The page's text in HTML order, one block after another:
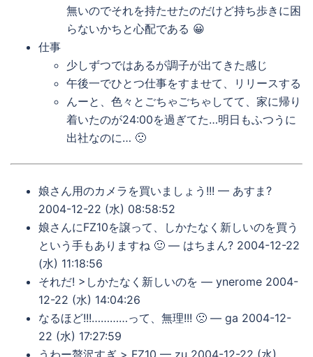
無いのでそれを持たせたのだけど持ち歩きに困
らないかちと心配である 😀
仕事
少しずつではあるが調子が出てきた感じ
午後一でひとつ仕事をすませて、リリースする
んーと、色々とごちゃごちゃしてて、家に帰り
着いたのが24:00を過ぎてた…明日もふつうに
出社なのに… 🙁
娘さん用のカメラを買いましょう!!! — あすま?
2004-12-22 (水) 08:58:52
娘さんにFZ10を譲って、しかたなく新しいのを買う
という手もありますね 🙂 — はちまん? 2004-12-22
(水) 11:18:56
それだ! >しかたなく新しいのを — ynerome 2004-
12-22 (水) 14:04:26
なるほど!!!…………って、無理!!! 🙁 — ga 2004-12-
22 (水) 17:27:59
うわー贅沢すぎ > FZ10 — zu 2004-12-22 (水)